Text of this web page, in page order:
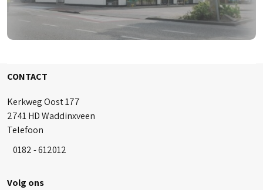
CONTACT
Kerkweg Oost 177
2741 HD Waddinxveen
Telefoon
0182 - 612012
Volg ons